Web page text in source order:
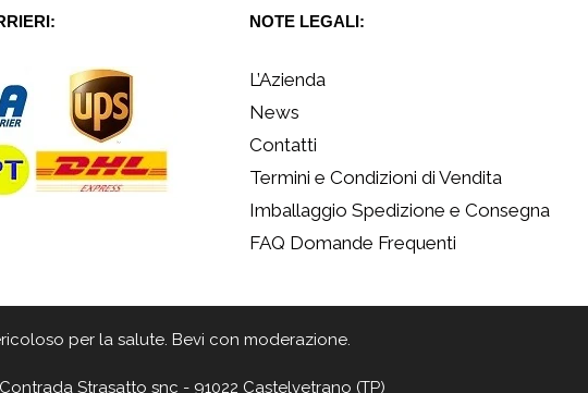
NOTE LEGALI:
L’Azienda
News
Contatti
Termini e Condizioni di Vendita
Imballaggio Spedizione e Consegna
FAQ Domande Frequenti
per la salute. Bevi con moderazione.
Strasatto snc - 91022 Castelvetrano (TP)